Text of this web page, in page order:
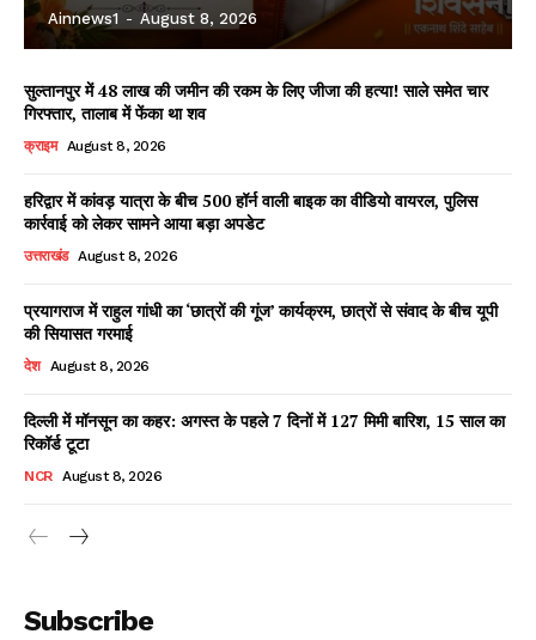
Facebook
X WhatsApp
Share
Ainnews1 - August 8, 2026
सुल्तानपुर में 48 लाख की जमीन की रकम के लिए जीजा की हत्या! साले समेत चार
गिरफ्तार, तालाब में फेंका था शव
क्राइम August 8, 2026
हरिद्वार में कांवड़ यात्रा के बीच 500 हॉर्न वाली बाइक का वीडियो वायरल, पुलिस
कार्रवाई को लेकर सामने आया बड़ा अपडेट
उत्तराखंड August 8, 2026
प्रयागराज में राहुल गांधी का ‘छात्रों की गूंज’ कार्यक्रम, छात्रों से संवाद के बीच यूपी
की सियासत गरमाई
देश August 8, 2026
दिल्ली में मॉनसून का कहर: अगस्त के पहले 7 दिनों में 127 मिमी बारिश, 15 साल का
रिकॉर्ड टूटा
NCR August 8, 2026
Subscribe